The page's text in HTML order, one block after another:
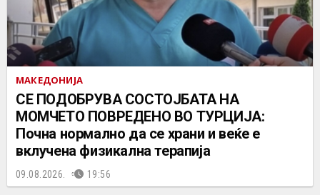
МАКЕДОНИЈА
СЕ ПОДОБРУВА СОСТОЈБАТА НА
МОМЧЕТО ПОВРЕДЕНО ВО ТУРЦИЈА:
Почна нормално да се храни и веќе е
вклучена физикална терапија
09.08.2026. 19:56